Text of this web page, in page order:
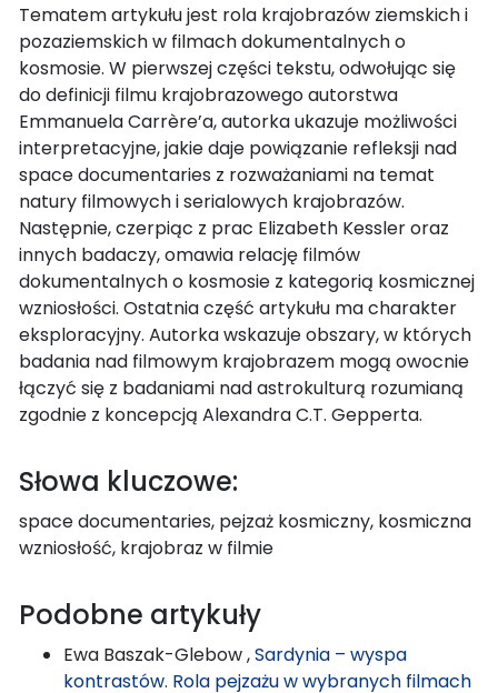
Tematem artykułu jest rola krajobrazów ziemskich i
pozaziemskich w filmach dokumentalnych o
kosmosie. W pierwszej części tekstu, odwołując się
do definicji filmu krajobrazowego autorstwa
Emmanuela Carrère’a, autorka ukazuje możliwości
interpretacyjne, jakie daje powiązanie refleksji nad
space documentaries z rozważaniami na temat
natury filmowych i serialowych krajobrazów.
Następnie, czerpiąc z prac Elizabeth Kessler oraz
innych badaczy, omawia relację filmów
dokumentalnych o kosmosie z kategorią kosmicznej
wzniosłości. Ostatnia część artykułu ma charakter
eksploracyjny. Autorka wskazuje obszary, w których
badania nad filmowym krajobrazem mogą owocnie
łączyć się z badaniami nad astrokulturą rozumianą
zgodnie z koncepcją Alexandra C.T. Gepperta.
Słowa kluczowe:
space documentaries, pejzaż kosmiczny, kosmiczna
wzniosłość, krajobraz w filmie
Podobne artykuły
Ewa Baszak-Glebow ,Sardynia – wyspa
kontrastów. Rola pejzażu w wybranych filmach